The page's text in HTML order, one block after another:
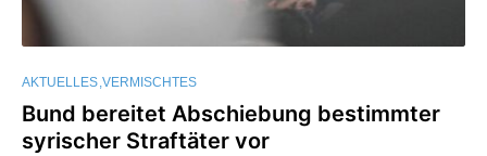
AKTUELLES VERMISCHTES
Bund bereitet Abschiebung bestimmter
syrischer Straftäter vor